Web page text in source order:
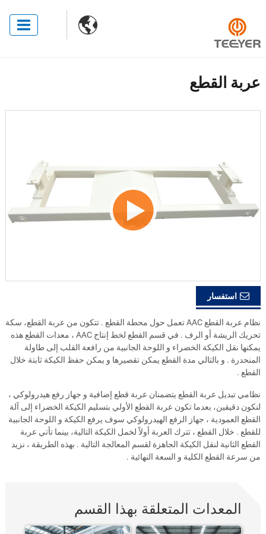

عربة القطع
استفسار
نظام عربة القطع AAC تعمل حول محطة القطع . تتكون من عربة القطع، سكة
تحريك الريشة أو الرف . في قسم القطع لخط إنتاج AAC ، معدات القطع هذه
يمكنها نقل الكيكة الخضراء و اللوحة الجانبية من رافعة القلب إلى طاولة
المنحدرة . و بالتالي مدة القطع يمكن تقصيرها و يمكن حفظ الكيكة ثابتة خلال
القطع .
نظامي تبديل عربة القطع يتضمنان عربة قطع إضافية و جهاز رفع هيدرولوكي ،
لنكون دقيقين، بعدما تكون عربة القطع الأولي بتسليم الكيكة الخضراء إلى آلة
القطع العمودية ، جهاز الرفع الهيدرولوكي سوف يرفع الكيكة و اللوحة الجانبية
للقطع . خلال القطع ، تترك العربة أولاً لخمل الكيكة التالية، بينما تأتي عربة
القطع الثانية لنقل الكيكة الجاهزة لقسم المعالجة التالية . بهذه الطريقة ، نزيد
من سرعة القطع الكلية و السعة النهائية .
المعدات المتعلقة بهذا القسم